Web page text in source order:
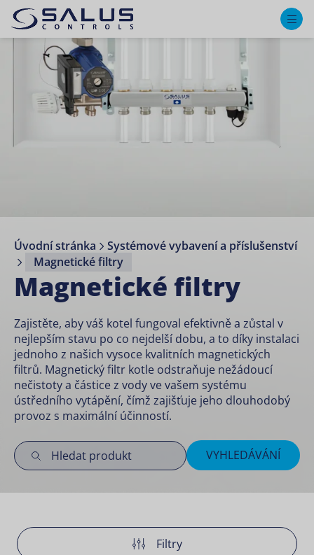
Úvodní stránka
Systémové vybavení a příslušenství
Magnetické filtry
Magnetické filtry
Zajistěte, aby váš kotel fungoval efektivně a zůstal v
nejlepším stavu po co nejdelší dobu, a to díky instalaci
jednoho z našich vysoce kvalitních magnetických
filtrů. Magnetický filtr kotle odstraňuje nežádoucí
nečistoty a částice z vody ve vašem systému
ústředního vytápění, čímž zajišťuje jeho dlouhodobý
provoz s maximální účinností.
VYHLEDÁVÁNÍ
Filtry